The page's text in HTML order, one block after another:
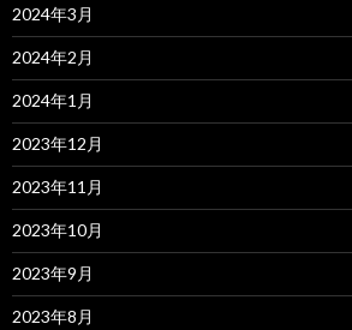
2024年3月
2024年2月
2024年1月
2023年12月
2023年11月
2023年10月
2023年9月
2023年8月